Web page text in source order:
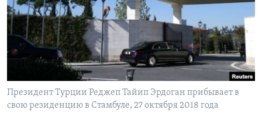
Learning English
СОЦИАЛЬНЫЕ СЕТИ
Языки
Президент Турции Реджеп Тайип Эрдоган прибывает в
свою резиденцию в Стамбуле, 27 октября 2018 года